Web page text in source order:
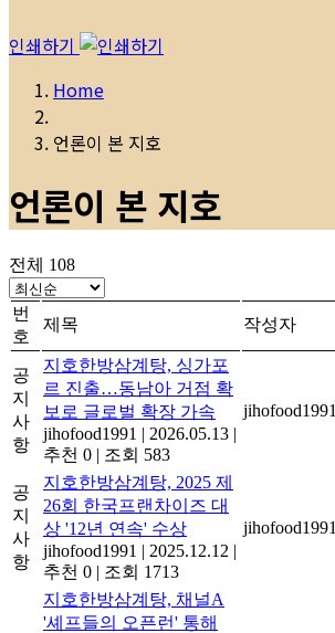
인쇄하기
Home
언론이 본 지호
언론이 본 지호
전체 108
번
호
제목 작성자
공
지
사
항
지호한방삼계탕, 싱가포
르 진출…동남아 거점 확
보로 글로벌 확장 가속
jihofood1991 | 2026.05.13 |
추천 0 | 조회 583
jihofood1991
공
지
사
항
지호한방삼계탕, 2025 제
26회 한국프랜차이즈 대
상 '12년 연속' 수상
jihofood1991 | 2025.12.12 |
추천 0 | 조회 1713
jihofood1991
지호한방삼계탕, 채널A
'셰프들의 오픈런' 통해